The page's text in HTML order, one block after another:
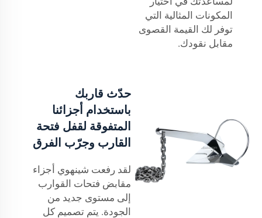
المكونات المثالية التي
توفر لك القيمة القصوى
مقابل نقودك.
حدّث قاربك
باستخدام أجزائنا
المتفوقة لقفل فتحة
القارب وجرّب الفرق
لقد رفعت شينهوي أجزاء
مقابض فتحات القوارب
إلى مستوى جديد من
الجودة. يتم تصميم كل